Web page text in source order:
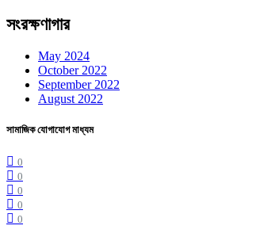
সংরক্ষণাগার
May 2024
October 2022
September 2022
August 2022
সামাজিক যোগাযোগ মাধ্যম
0
0
0
0
0